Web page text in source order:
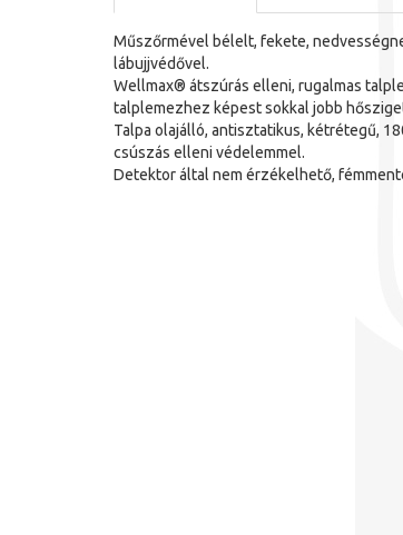
Műszőrmével bélelt, fekete,
lábujjvédővel.
Wellmax® átszúrás elleni, rugalmas
talplemezhez képest sokkal jobb
Talpa olajálló, antisztatikus, kétrétegű,
csúszás elleni védelemmel.
Detektor által nem érzékelhető,